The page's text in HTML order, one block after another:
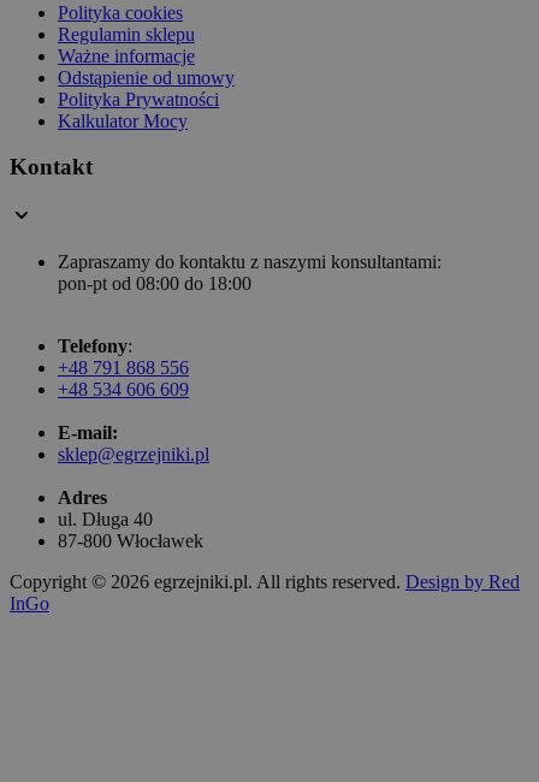
Polityka cookies
Regulamin sklepu
Ważne informacje
Odstąpienie od umowy
Polityka Prywatności
Kalkulator Mocy
Kontakt
Zapraszamy do kontaktu z naszymi konsultantami:
pon-pt od 08:00 do 18:00
Telefony:
+48 791 868 556
+48 534 606 609
E-mail:
sklep@egrzejniki.pl
Adres
ul. Długa 40
87-800 Włocławek
Copyright © 2026 egrzejniki.pl. All rights reserved. Design by Red
InGo